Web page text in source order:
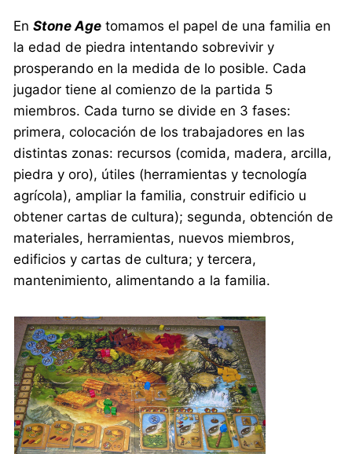
EnStone Age tomamos el papel de una familia en
la edad de piedra intentando sobrevivir y
prosperando en la medida de lo posible. Cada
jugador tiene al comienzo de la partida 5
miembros. Cada turno se divide en 3 fases:
primera, colocación de los trabajadores en las
distintas zonas: recursos (comida, madera, arcilla,
piedra y oro), útiles (herramientas y tecnología
agrícola), ampliar la familia, construir edificio u
obtener cartas de cultura); segunda, obtención de
materiales, herramientas, nuevos miembros,
edificios y cartas de cultura; y tercera,
mantenimiento, alimentando a la familia.